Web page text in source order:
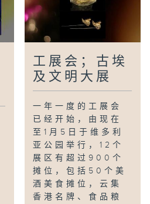
工展会；古埃
及文明大展
一年一度的工展会
已经开始，由现在
至1月5日于维多利
亚公园举行，12个
展区有超过900个
摊位，包括50个美
酒美食摊位，云集
香港名牌、食品粮